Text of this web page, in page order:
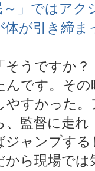
」ではアク
体が引き締
そうですか
んです。そ
やすかった
、監督に走
ジャンプす
から現場で